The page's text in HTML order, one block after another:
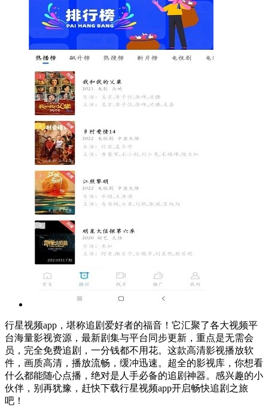
行星视频app，堪称追剧爱好者的福音！它汇聚了各大视频平
台海量影视资源，最新剧集与平台同步更新，重点是无需会
员，完全免费追剧，一分钱都不用花。这款高清影视播放软
件，画质高清，播放流畅，缓冲迅速。超全的影视库，你想看
什么都能随心点播，绝对是人手必备的追剧神器。感兴趣的小
伙伴，别再犹豫，赶快下载行星视频app开启畅快追剧之旅
吧！